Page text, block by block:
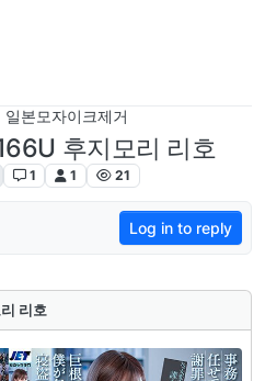
일본모자이크제거
후지모리 리호
1 1 21
Log in to reply
리호